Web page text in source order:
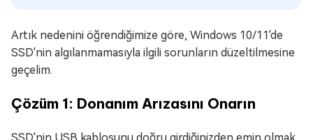
Artık nedenini öğrendiğimize göre, Windows 10/11'de
SSD'nin algılanmamasıyla ilgili sorunların düzeltilmesine
geçelim.
Çözüm 1: Donanım Arızasını Onarın